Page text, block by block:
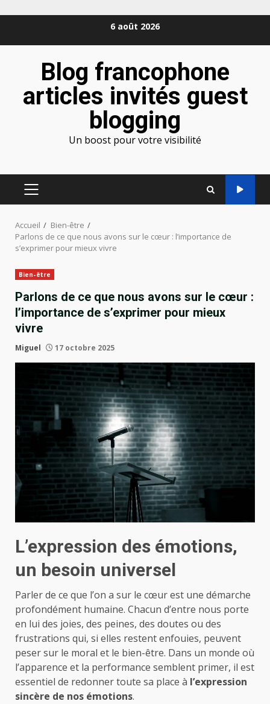
6 août 2026
Blog francophone
articles invités guest
blogging
Un boost pour votre visibilité
MENU
Accueil
Bien-être
Parlons de ce que nous avons sur le cœur : l’importance de
s’exprimer pour mieux vivre
Bien-être
Parlons de ce que nous avons sur le cœur :
l’importance de s’exprimer pour mieux
vivre
Miguel 17 octobre 2025
L’expression des émotions,
un besoin universel
Parler de ce que l’on a sur le cœur est une démarche
profondément humaine. Chacun d’entre nous porte
en lui des joies, des peines, des doutes ou des
frustrations qui, si elles restent enfouies, peuvent
peser sur le moral et le bien-être. Dans un monde où
l’apparence et la performance semblent primer, il est
essentiel de redonner toute sa place à l’expression
sincère de nos émotions.